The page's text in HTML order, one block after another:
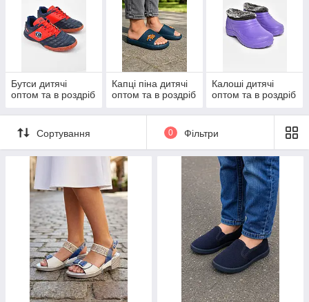
Бутси дитячі
оптом та в роздріб
Капці піна дитячі
оптом та в роздріб
Калоші дитячі
оптом та в роздріб
Сортування 0 Фільтри